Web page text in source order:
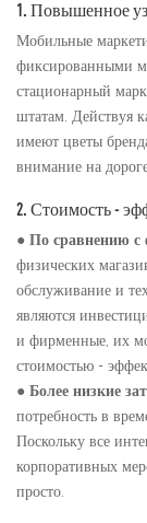
1. Повышенное
Мобильные
фиксированными
стационарный
штатам. Действуя
имеют цветы
внимание на
2. Стоимость -
● По сравнению
физических
обслуживание и
являются
и фирменные, их
стоимостью -
● Более низкие
потребность в
Поскольку все
корпоративных
просто.